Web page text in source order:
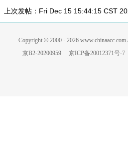
上次发帖：Fri Dec 15 15:44:15 CST